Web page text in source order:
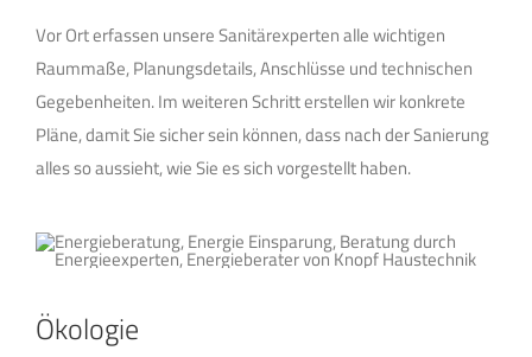
Vor Ort erfassen unsere Sanitärexperten alle wichtigen
Raummaße, Planungsdetails, Anschlüsse und technischen
Gegebenheiten. Im weiteren Schritt erstellen wir konkrete
Pläne, damit Sie sicher sein können, dass nach der Sanierung
alles so aussieht, wie Sie es sich vorgestellt haben.
Ökologie